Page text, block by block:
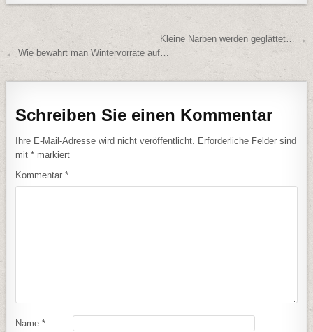
BeitragsnavigationKleine Narben werden geglättet… →
← Wie bewahrt man Wintervorräte auf…
Schreiben Sie einen Kommentar
Ihre E-Mail-Adresse wird nicht veröffentlicht.
Erforderliche Felder sind
mit* markiert
Kommentar*
Name*